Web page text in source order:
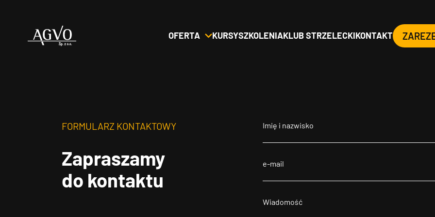
Header
OFERTA KURSYSZKOLENIAKLUB STRZELECKIKONTAKT
FORMULARZ KONTAKTOWY
Zapraszamy
do kontaktu